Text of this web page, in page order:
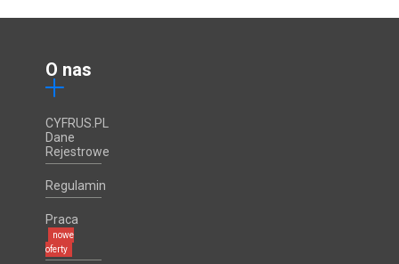
O nas
CYFRUS.PL
Dane
Rejestrowe
Regulamin
Praca
nowe
oferty